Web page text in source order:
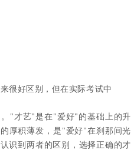
很好区别，但在实际考试中
"才艺"是在"爱好"的基础上的升
厚积薄发，是"爱好"在刹那间光
识到两者的区别，选择正确的才